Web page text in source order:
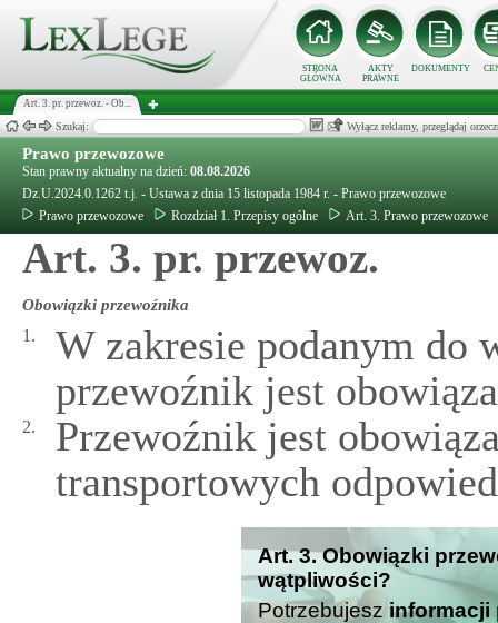
STRONA
GŁÓWNA
AKTY
PRAWNE
DOKUMENTY
Art. 3. pr. przewoz. - Ob...
Szukaj: Wyłącz reklamy, przeglądaj
Prawo przewozowe
Stan prawny aktualny na dzień: 08.08.2026
Dz.U.2024.0.1262 t.j. - Ustawa z dnia 15 listopada 1984 r. - Prawo przewozowe
Prawo przewozowe
Rozdział 1. Przepisy ogólne Art. 3. Prawo przewozowe
Art. 3. pr. przewoz.
Obowiązki przewoźnika
1.
W zakresie podanym do
przewoźnik jest
2.
Przewoźnik jest
transportowych
Art. 3. Obowiązki
wątpliwości?
Potrzebujesz informacji